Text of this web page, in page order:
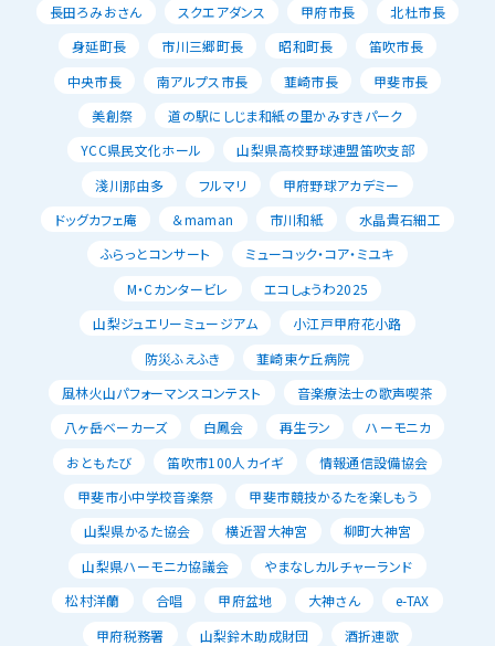
長田ろみおさん
スクエアダンス 甲府市長
北杜市長
身延町長
市川三郷町長 昭和町長
笛吹市長
中央市長
南アルプス市長 韮崎市長
甲斐市長
美創祭
道の駅にしじま和紙の里かみすきパーク
YCC県民文化ホール
山梨県高校野球連盟笛吹支部
淺川那由多
フルマリ
甲府野球アカデミー
ドッグカフェ庵
＆maman 市川和紙
水晶貴石細工
ふらっとコンサート
ミューコック・コア・ミユキ
M・Cカンタービレ
エコしょうわ2025
山梨ジュエリーミュージアム
小江戸甲府花小路
防災ふえふき
韮崎東ケ丘病院
風林火山パフォーマンスコンテスト
音楽療法士の歌声喫茶
八ヶ岳ベーカーズ
白鳳会 再生ラン
ハーモニカ
おともたび
笛吹市100人カイギ
情報通信設備協会
甲斐市小中学校音楽祭
甲斐市競技かるたを楽しもう
山梨県かるた協会
横近習大神宮
柳町大神宮
山梨県ハーモニカ協議会
やまなしカルチャーランド
松村洋蘭
合唱 甲府盆地 大神さん
e-TAX
甲府税務署
山梨鈴木助成財団
酒折連歌